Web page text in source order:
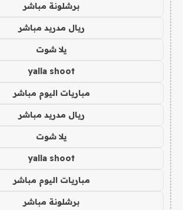
برشلونة مباشر
ريال مدريد مباشر
يلا شوت
yalla shoot
مباريات اليوم مباشر
ريال مدريد مباشر
يلا شوت
yalla shoot
مباريات اليوم مباشر
برشلونة مباشر